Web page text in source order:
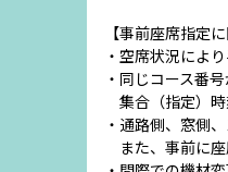
【事前座席指定
・空席状況によ
・同じコース番
集合（指定）時
・通路側、窓側
また、事前に座